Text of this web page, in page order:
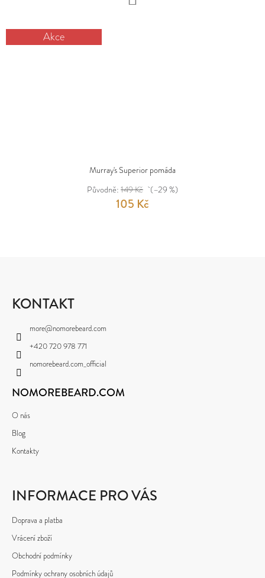
Akce
Murray's Superior pomáda
Původně: 149 Kč (–29 %)
105 Kč
KONTAKT
more@nomorebeard.com
+420 720 978 771
nomorebeard.com_official
NOMOREBEARD.COM
O nás
Blog
Kontakty
INFORMACE PRO VÁS
Doprava a platba
Vrácení zboží
Obchodní podmínky
Podmínky ochrany osobních údajů